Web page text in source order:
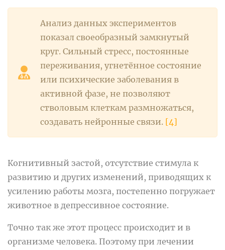
Анализ данных экспериментов
показал своеобразный замкнутый
круг. Сильный стресс, постоянные
переживания, угнетённое состояние
или психические заболевания в
активной фазе, не позволяют
стволовым клеткам размножаться,
создавать нейронные связи. [4]
Когнитивный застой, отсутствие стимула к
развитию и других изменений, приводящих к
усилению работы мозга, постепенно погружает
животное в депрессивное состояние.
Точно так же этот процесс происходит и в
организме человека. Поэтому при лечении